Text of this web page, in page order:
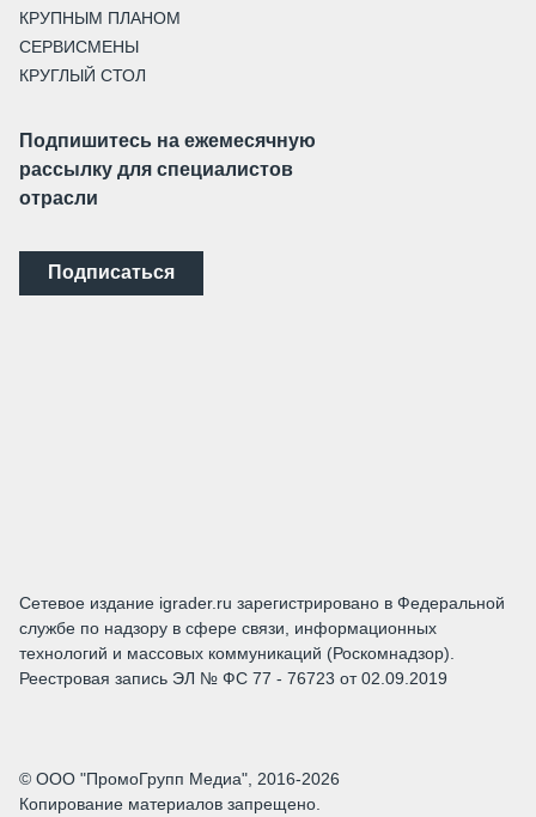
КРУПНЫМ ПЛАНОМ
СЕРВИСМЕНЫ
КРУГЛЫЙ СТОЛ
Подпишитесь на ежемесячную
рассылку для специалистов
отрасли
Подписаться
Сетевое издание igrader.ru зарегистрировано в Федеральной
службе по надзору в сфере связи, информационных
технологий и массовых коммуникаций (Роскомнадзор).
Реестровая запись ЭЛ № ФС 77 - 76723 от 02.09.2019
© ООО "ПромоГрупп Медиа", 2016-2026
Копирование материалов запрещено.